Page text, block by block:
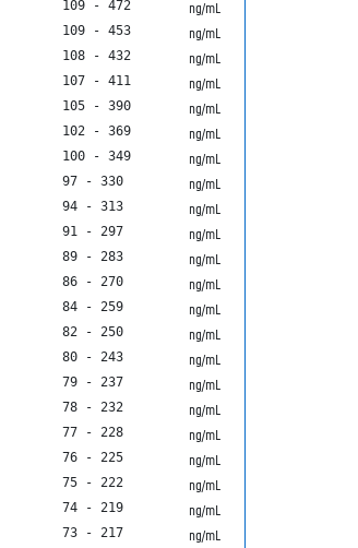
109 - 472
ng/mL
109 - 453
ng/mL
108 - 432
ng/mL
107 - 411
ng/mL
105 - 390
ng/mL
102 - 369
ng/mL
100 - 349
ng/mL
97 - 330
ng/mL
94 - 313
ng/mL
91 - 297
ng/mL
89 - 283
ng/mL
86 - 270
ng/mL
84 - 259
ng/mL
82 - 250
ng/mL
80 - 243
ng/mL
79 - 237
ng/mL
78 - 232
ng/mL
77 - 228
ng/mL
76 - 225
ng/mL
75 - 222
ng/mL
74 - 219
ng/mL
73 - 217
ng/mL